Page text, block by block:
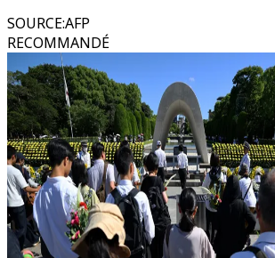
SOURCE:AFP
RECOMMANDÉ